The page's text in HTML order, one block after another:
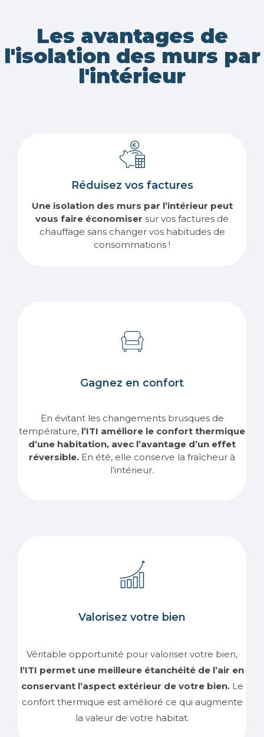
Les avantages de
l'isolation des murs par
l'intérieur
Réduisez vos factures
Une isolation des murs par l’intérieur peut
vous faire économiser sur vos factures de
chauffage sans changer vos habitudes de
consommations !
Gagnez en confort
En évitant les changements brusques de
température, l’ITI améliore le confort thermique
d’une habitation, avec l’avantage d’un effet
réversible. En été, elle conserve la fraîcheur à
l’intérieur.
Valorisez votre bien
Véritable opportunité pour valoriser votre bien,
l’ITI permet une meilleure étanchéité de l’air en
conservant l’aspect extérieur de votre bien. Le
confort thermique est amélioré ce qui augmente
la valeur de votre habitat.